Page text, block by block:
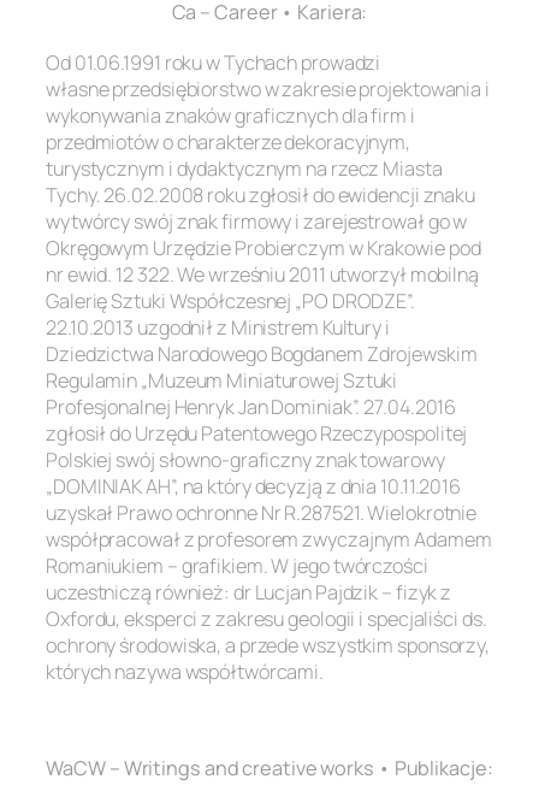
Ca – Career • Kariera:
Od 01.06.1991 roku w Tychach prowadzi
własne przedsiębiorstwo w zakresie projektowania i
wykonywania znaków graficznych dla firm i
przedmiotów o charakterze dekoracyjnym,
turystycznym i dydaktycznym na rzecz Miasta
Tychy. 26.02.2008 roku zgłosił do ewidencji znaku
wytwórcy swój znak firmowy i zarejestrował go w
Okręgowym Urzędzie Probierczym w Krakowie pod
nr ewid. 12 322. We wrześniu 2011 utworzył mobilną
Galerię Sztuki Współczesnej „PO DRODZE”.
22.10.2013 uzgodnił z Ministrem Kultury i
Dziedzictwa Narodowego Bogdanem Zdrojewskim
Regulamin „Muzeum Miniaturowej Sztuki
Profesjonalnej Henryk Jan Dominiak”. 27.04.2016
zgłosił do Urzędu Patentowego Rzeczypospolitej
Polskiej swój słowno-graficzny znak towarowy
„DOMINIAK AH”, na który decyzją z dnia 10.11.2016
uzyskał Prawo ochronne Nr R.287521. Wielokrotnie
współpracował z profesorem zwyczajnym Adamem
Romaniukiem – grafikiem. W jego twórczości
uczestniczą również: dr Lucjan Pajdzik – fizyk z
Oxfordu, eksperci z zakresu geologii i specjaliści ds.
ochrony środowiska, a przede wszystkim sponsorzy,
których nazywa współtwórcami.
WaCW – Writings and creative works • Publikacje: